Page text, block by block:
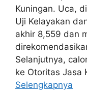
Kuningan. Uca,
Uji Kelayakan
akhir 8,559 dan
Selanjutnya,
ke Otoritas Jasa
Selengkapnya